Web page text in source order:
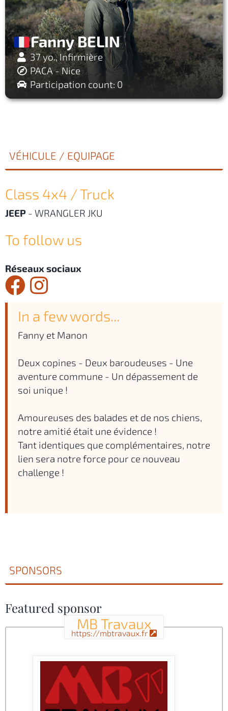
Fanny BELIN
37 yo., Infirmière
PACA - Nice
Participation count: 0
VÉHICULE / EQUIPAGE
Class 4x4 / Truck
JEEP - WRANGLER JKU
To follow us
Réseaux sociaux
In a few words...
Fanny et Manon
Deux copines - Deux baroudeuses - Une
aventure commune - Un dépassement de
soi unique !
Amoureuses des balades et de nos chiens,
notre amitié était une évidence !
Tant identiques que complémentaires, notre
lien sera notre force pour ce nouveau
challenge !
SPONSORS
Featured sponsor
MB Travaux
https://mbtravaux.fr